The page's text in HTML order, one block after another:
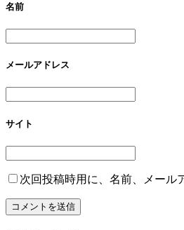
名前
メールアドレス
サイト
次回投稿時用に、名前、メール